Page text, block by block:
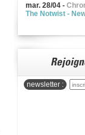
mar. 28/04 -
The Notwist -
newsletter :